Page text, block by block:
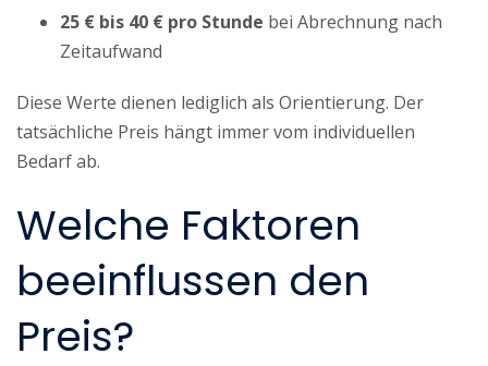
25 € bis 40 € pro Stunde bei Abrechnung nach
Zeitaufwand
Diese Werte dienen lediglich als Orientierung. Der
tatsächliche Preis hängt immer vom individuellen
Bedarf ab.
Welche Faktoren
beeinflussen den
Preis?